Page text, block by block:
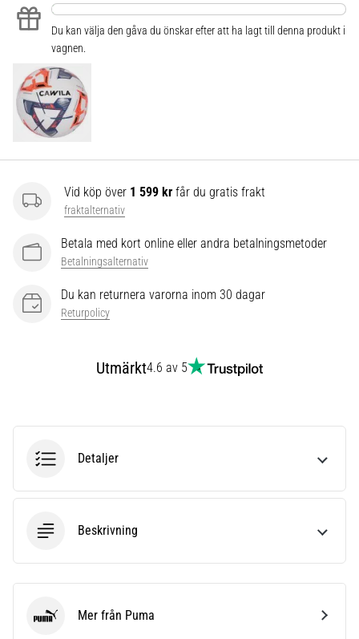
och
kraft
varje
beröring.
Perfekta
för
spelare
Visa
artiklar
Du kan välja den gåva du önskar efter att ha lagt till denna produkt i
vagnen.
Vid köp över 1 599 kr får du gratis frakt
fraktalternativ
Betala med kort online eller andra betalningsmetoder
Betalningsalternativ
Du kan returnera varorna inom 30 dagar
Returpolicy
Utmärkt4.6 av 5
Detaljer
Beskrivning
Puma Mer från Puma